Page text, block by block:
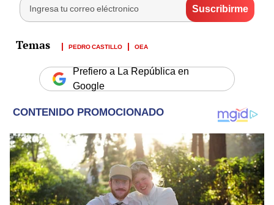
PEDRO CASTILLO OEA
Prefiero a La República en
Google